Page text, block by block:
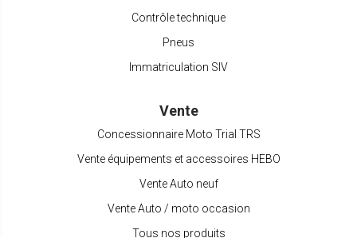
Contrôle technique
Pneus
Immatriculation SIV
Vente
Concessionnaire Moto Trial TRS
Vente équipements et accessoires HEBO
Vente Auto neuf
Vente Auto / moto occasion
Tous nos produits